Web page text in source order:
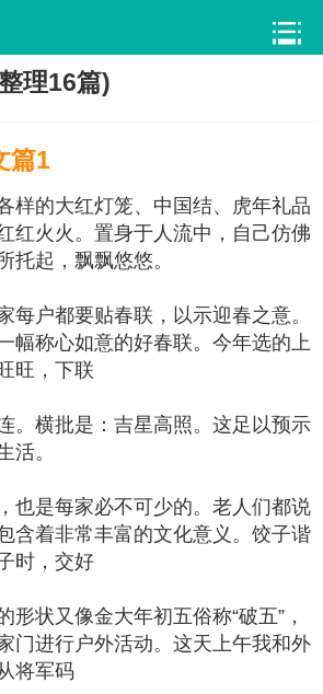
理16篇)
篇1
样的大红灯笼、中国结、虎年礼品
红火火。置身于人流中，自己仿佛
托起，飘飘悠悠。
每户都要贴春联，以示迎春之意。
幅称心如意的好春联。今年选的上
旺，下联
。横批是：吉星高照。这足以预示
活。
也是每家必不可少的。老人们都说
含着非常丰富的文化意义。饺子谐
时，交好
形状又像金大年初五俗称“破五”，
门进行户外活动。这天上午我和外
将军码